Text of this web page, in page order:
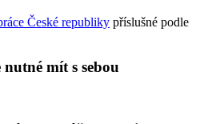
České republiky příslušné podle
mít s sebou